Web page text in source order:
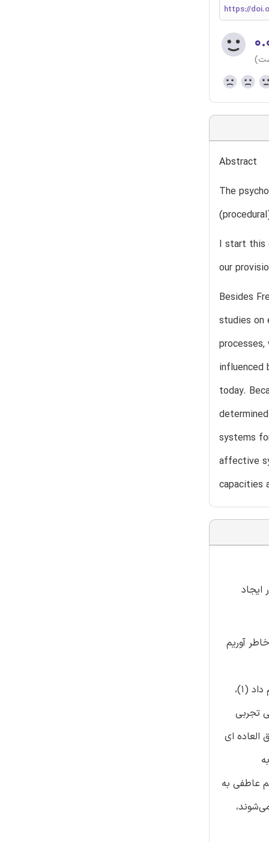
https://
Abstract
The
I start this
our
Besides
studies on
influenced
today.
systems
affective
capacities
باید به خاطر آوریم
گذشته از فرود، مایلم در این بحث چارلز داروین را معرفی کنم، نه تنها چون یکی از اولین مطالعات گسترده را در مورد ابراز هیجان انجام داد (۱)،
تجربی
العاده ای
عاطفی به